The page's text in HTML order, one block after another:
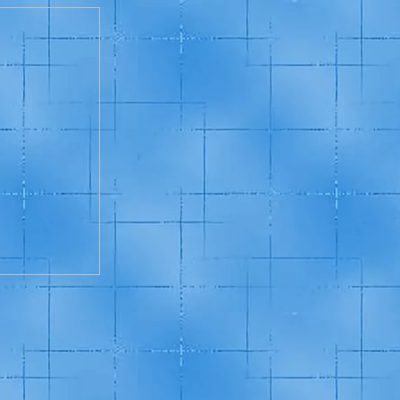
зрение, высоковольтный
обоснование, исследования,